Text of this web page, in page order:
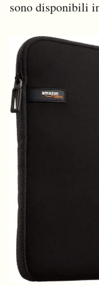
sono disponibili